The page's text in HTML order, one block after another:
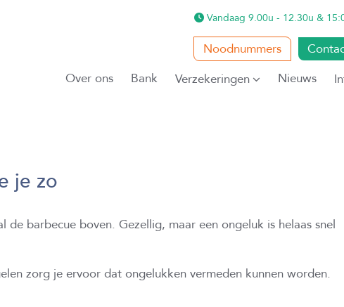
Vandaag 9.00u - 12.30u &
Noodnummers
Over ons
Bank Verzekeringen Nieuws
je zo
de barbecue boven. Gezellig, maar een ongeluk is helaas snel
zorg je ervoor dat ongelukken vermeden kunnen worden.